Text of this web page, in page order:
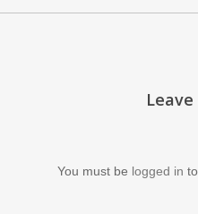
Leave
You must be logged in